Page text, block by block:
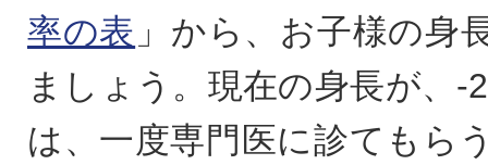
率の表 」から、お子様の身
ましょう。現在の身長が、-
は、一度専門医に診てもら